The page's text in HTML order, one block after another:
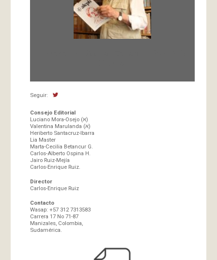
Seguir:
Consejo Editorial
Luciano Mora-Osejo (א)
Valentina Marulanda (א)
Heriberto Santacruz-Ibarra
Lia Master
Marta-Cecilia Betancur G.
Carlos-Alberto Ospina H.
Jairo Ruiz-Mejía
Carlos-Enrique Ruiz.
Director
Carlos-Enrique Ruiz
Contacto
Wasap: +57 312 7313583
Carrera 17 No 71-87
Manizales, Colombia,
Sudamérica.